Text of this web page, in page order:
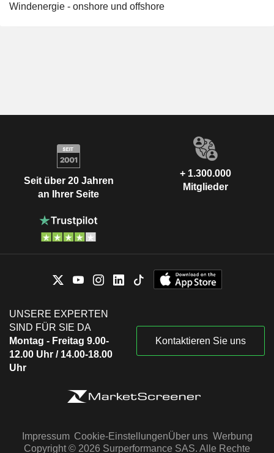
Windenergie - onshore und offshore
Seit über 20 Jahren
an Ihrer Seite
+ 1.300.000
Mitglieder
UNSERE EXPERTEN
SIND FÜR SIE DA
Montag - Freitag 9.00-
12.00 Uhr / 14.00-18.00
Uhr
Kontaktieren Sie uns
Impressum Cookie-EinstellungenÜber uns Werbung
Copyright © 2026 Surperformance SAS. Alle Rechte